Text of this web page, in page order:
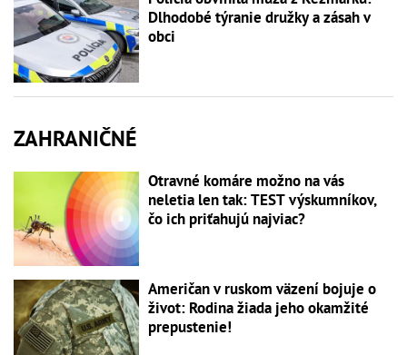
Dlhodobé týranie družky a zásah v
obci
ZAHRANIČNÉ
Otravné komáre možno na vás
neletia len tak: TEST výskumníkov,
čo ich priťahujú najviac?
Američan v ruskom väzení bojuje o
život: Rodina žiada jeho okamžité
prepustenie!